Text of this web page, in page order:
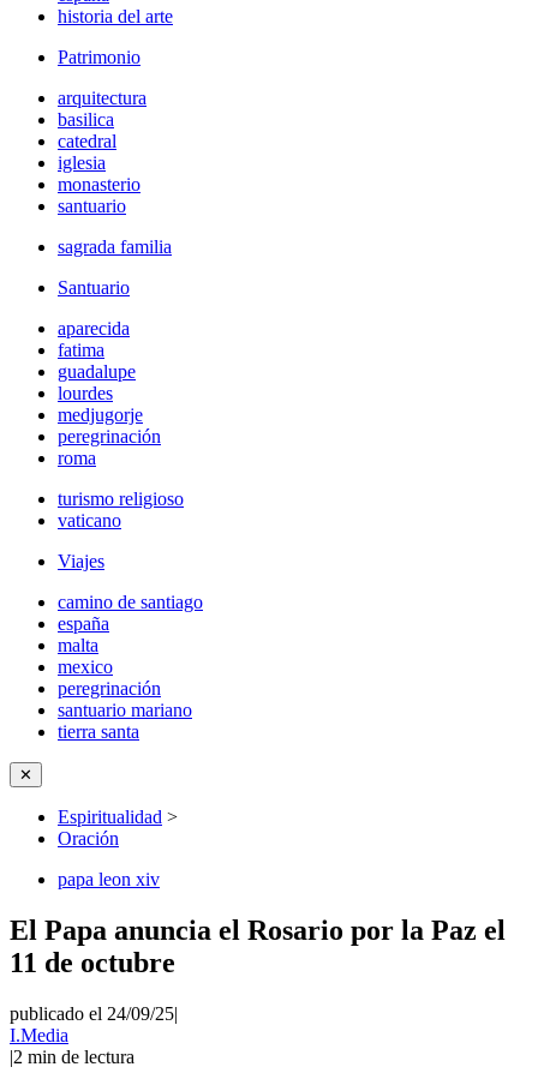
historia del arte
Patrimonio
arquitectura
basilica
catedral
iglesia
monasterio
santuario
sagrada familia
Santuario
aparecida
fatima
guadalupe
lourdes
medjugorje
peregrinación
roma
turismo religioso
vaticano
Viajes
camino de santiago
españa
malta
mexico
peregrinación
santuario mariano
tierra santa
✕
Espiritualidad >
Oración
papa leon xiv
El Papa anuncia el Rosario por la Paz el
11 de octubre
publicado el 24/09/25|
I.Media
|2 min de lectura